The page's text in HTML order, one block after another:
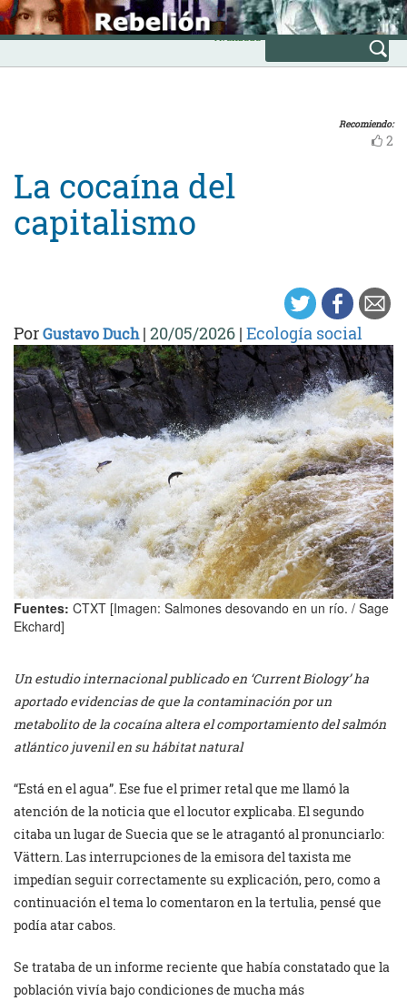
Skip
to
content
INICIO
Avanzada
Recomiendo:
2
La cocaína del
capitalismo
PorGustavo Duch| 20/05/2026 | Ecología social
Fuentes: CTXT [Imagen: Salmones desovando en un río. / Sage
Ekchard]
Un estudio internacional publicado en ‘Current Biology’ ha
aportado evidencias de que la contaminación por un
metabolito de la cocaína altera el comportamiento del salmón
atlántico juvenil en su hábitat natural
“Está en el agua”. Ese fue el primer retal que me llamó la
atención de la noticia que el locutor explicaba. El segundo
citaba un lugar de Suecia que se le atragantó al pronunciarlo:
Vättern. Las interrupciones de la emisora del taxista me
impedían seguir correctamente su explicación, pero, como a
continuación el tema lo comentaron en la tertulia, pensé que
podía atar cabos.
Se trataba de un informe reciente que había constatado que la
población vivía bajo condiciones de mucha más